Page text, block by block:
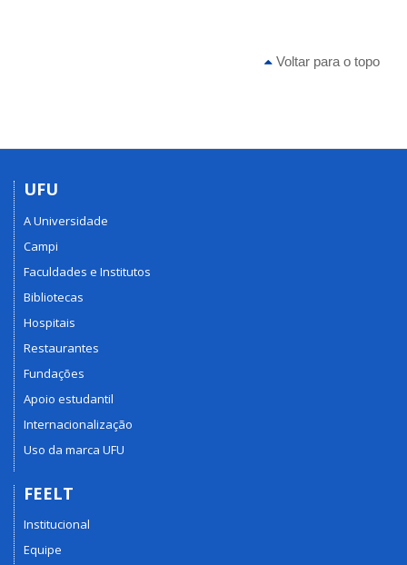
Voltar para o topo
UFU
A Universidade
Campi
Faculdades e Institutos
Bibliotecas
Hospitais
Restaurantes
Fundações
Apoio estudantil
Internacionalização
Uso da marca UFU
FEELT
Institucional
Equipe